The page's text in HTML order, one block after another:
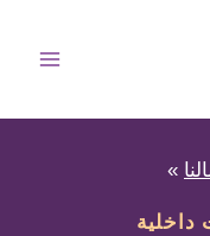
»
داخلية